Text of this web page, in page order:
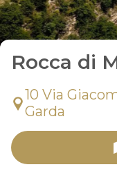
Rocca di
10 Via
Garda